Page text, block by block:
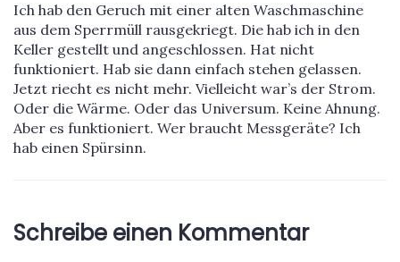
Ich hab den Geruch mit einer alten Waschmaschine
aus dem Sperrmüll rausgekriegt. Die hab ich in den
Keller gestellt und angeschlossen. Hat nicht
funktioniert. Hab sie dann einfach stehen gelassen.
Jetzt riecht es nicht mehr. Vielleicht war’s der Strom.
Oder die Wärme. Oder das Universum. Keine Ahnung.
Aber es funktioniert. Wer braucht Messgeräte? Ich
hab einen Spürsinn.
Schreibe einen Kommentar